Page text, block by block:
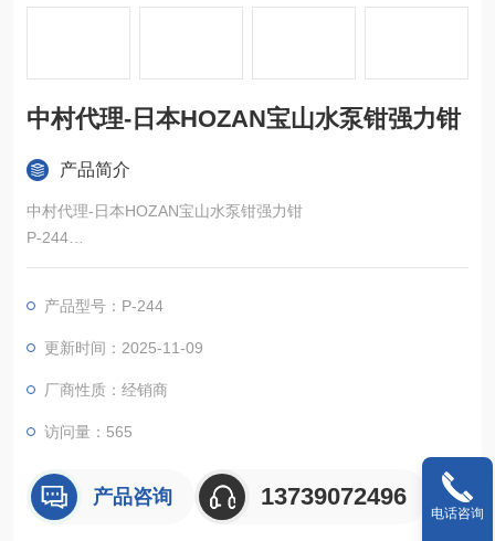
中村代理-日本HOZAN宝山水泵钳强力钳
产品简介
中村代理-日本HOZAN宝山水泵钳强力钳
P-244
工业设备工具，日本进口紧凑型通用钳子
产品型号：P-244
更新时间：2025-11-09
厂商性质：经销商
访问量：565
产品咨询 13739072496
电话咨询